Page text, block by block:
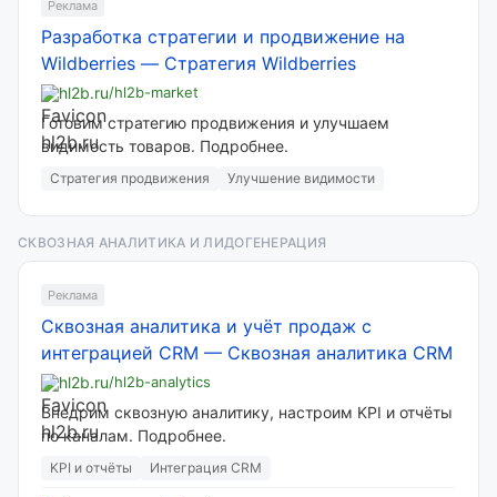
Реклама
Разработка стратегии и продвижение на
Wildberries — Стратегия Wildberries
hl2b.ru/hl2b-market
Готовим стратегию продвижения и улучшаем
видимость товаров. Подробнее.
Стратегия продвижения Улучшение видимости
СКВОЗНАЯ АНАЛИТИКА И ЛИДОГЕНЕРАЦИЯ
Реклама
Сквозная аналитика и учёт продаж с
интеграцией CRM — Сквозная аналитика CRM
hl2b.ru/hl2b-analytics
Внедрим сквозную аналитику, настроим KPI и отчёты
по каналам. Подробнее.
KPI и отчёты Интеграция CRM